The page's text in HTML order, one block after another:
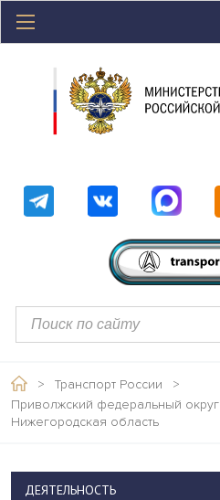
> Транспорт России
>
Приволжский федеральный округ
Нижегородская область
ДЕЯТЕЛЬНОСТЬ